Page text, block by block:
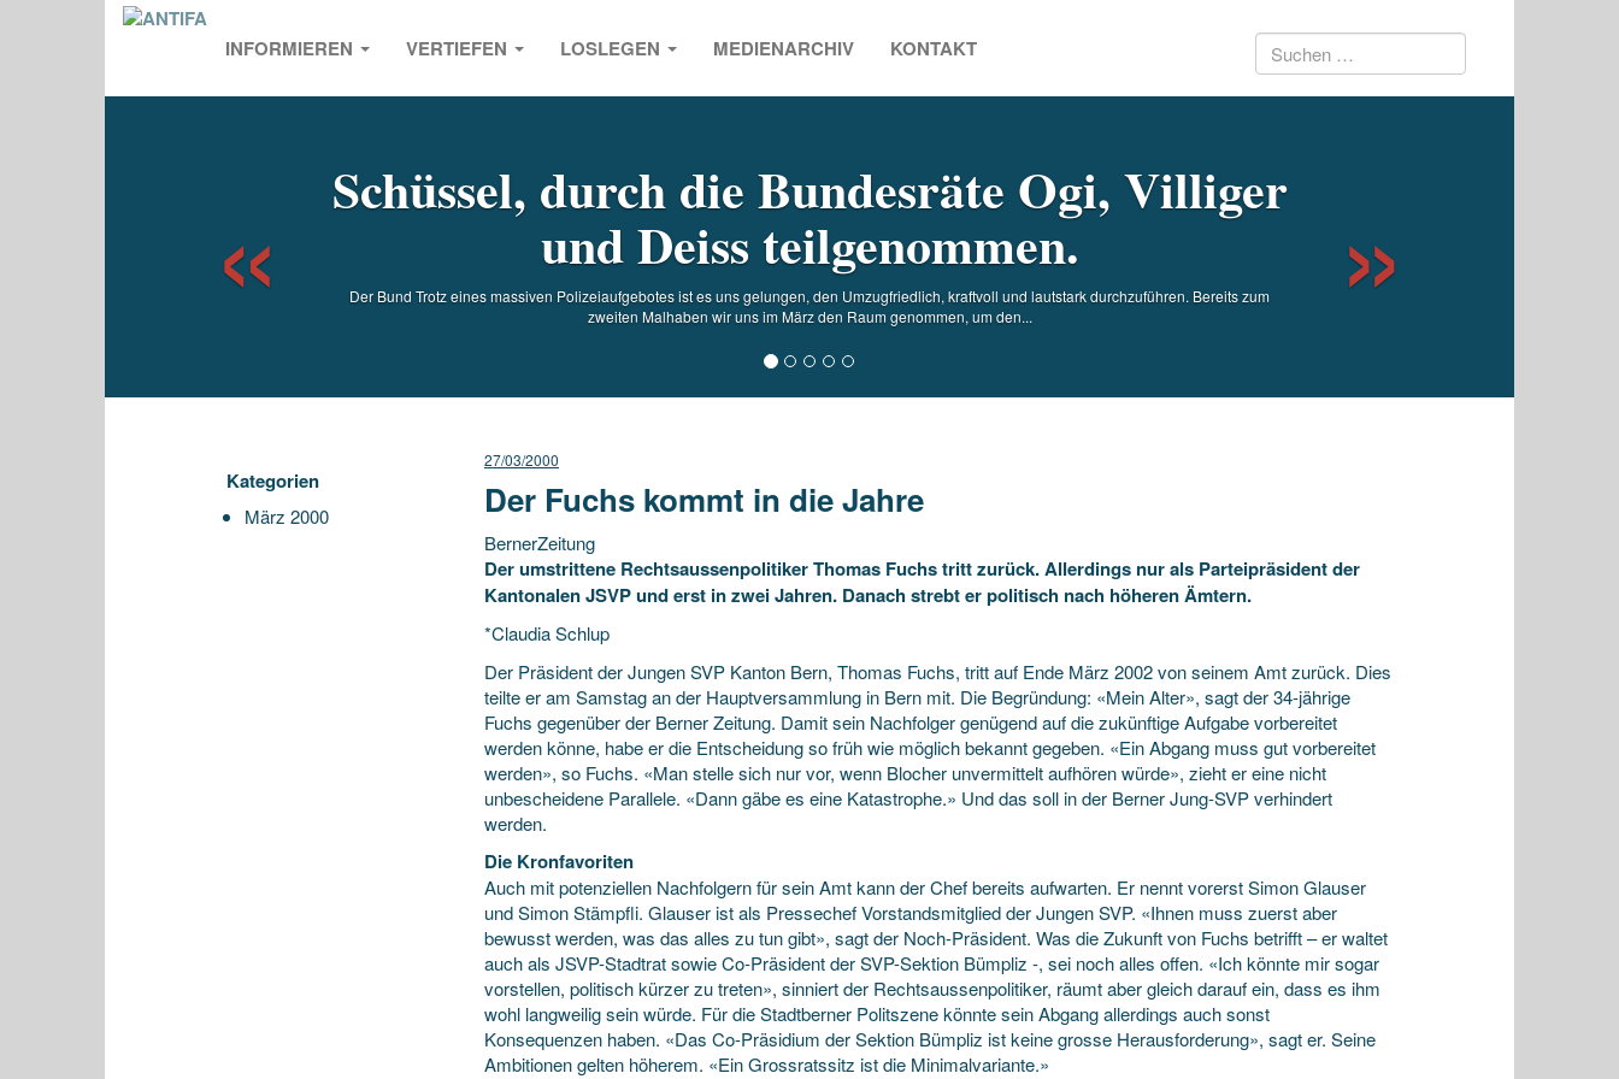
INFORMIEREN VERTIEFEN LOSLEGEN MEDIENARCHIV KONTAKT Suchen
Schüssel, durch die Bundesräte Ogi, Villiger
und Deiss teilgenommen.
Der Bund Trotz eines massiven Polizeiaufgebotes ist es uns gelungen, den Umzugfriedlich, kraftvoll und lautstark durchzuführen. Bereits zum
zweiten Malhaben wir uns im März den Raum genommen, um den...
Previous
Kategorien
März 2000
27/03/2000
Der Fuchs kommt in die Jahre
BernerZeitung
Der umstrittene Rechtsaussenpolitiker Thomas Fuchs tritt zurück. Allerdings nur als Parteipräsident der
Kantonalen JSVP und erst in zwei Jahren. Danach strebt er politisch nach höheren Ämtern.
*Claudia Schlup
Der Präsident der Jungen SVP Kanton Bern, Thomas Fuchs, tritt auf Ende März 2002 von seinem Amt zurück. Dies
teilte er am Samstag an der Hauptversammlung in Bern mit. Die Begründung: «Mein Alter», sagt der 34-jährige
Fuchs gegenüber der Berner Zeitung. Damit sein Nachfolger genügend auf die zukünftige Aufgabe vorbereitet
werden könne, habe er die Entscheidung so früh wie möglich bekannt gegeben. «Ein Abgang muss gut vorbereitet
werden», so Fuchs. «Man stelle sich nur vor, wenn Blocher unvermittelt aufhören würde», zieht er eine nicht
unbescheidene Parallele. «Dann gäbe es eine Katastrophe.» Und das soll in der Berner Jung-SVP verhindert
werden.
Die Kronfavoriten
Auch mit potenziellen Nachfolgern für sein Amt kann der Chef bereits aufwarten. Er nennt vorerst Simon Glauser
und Simon Stämpfli. Glauser ist als Pressechef Vorstandsmitglied der Jungen SVP. «Ihnen muss zuerst aber
bewusst werden, was das alles zu tun gibt», sagt der Noch-Präsident. Was die Zukunft von Fuchs betrifft – er waltet
auch als JSVP-Stadtrat sowie Co-Präsident der SVP-Sektion Bümpliz -, sei noch alles offen. «Ich könnte mir sogar
vorstellen, politisch kürzer zu treten», sinniert der Rechtsaussenpolitiker, räumt aber gleich darauf ein, dass es ihm
wohl langweilig sein würde. Für die Stadtberner Politszene könnte sein Abgang allerdings auch sonst
Konsequenzen haben. «Das Co-Präsidium der Sektion Bümpliz ist keine grosse Herausforderung», sagt er. Seine
Ambitionen gelten höherem. «Ein Grossratssitz ist die Minimalvariante.»